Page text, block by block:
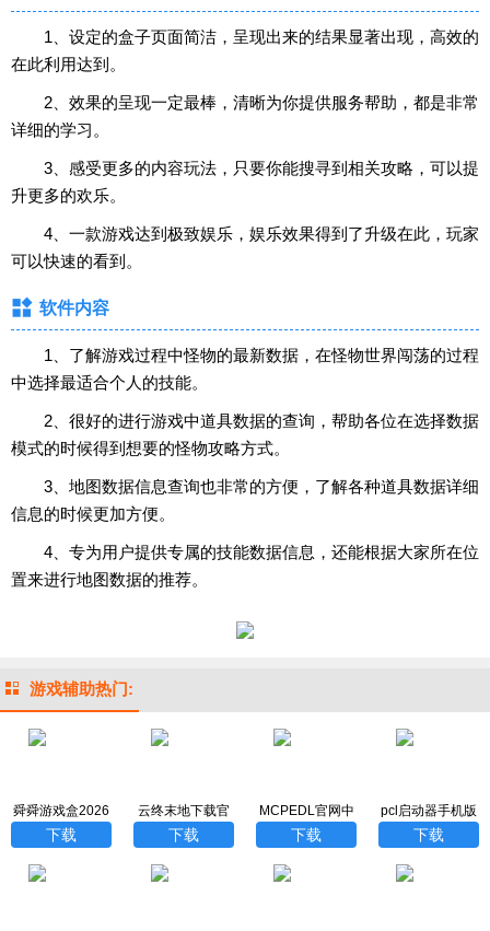
1、设定的盒子页面简洁，呈现出来的结果显著出现，高效的
在此利用达到。
2、效果的呈现一定最棒，清晰为你提供服务帮助，都是非常
详细的学习。
3、感受更多的内容玩法，只要你能搜寻到相关攻略，可以提
升更多的欢乐。
4、一款游戏达到极致娱乐，娱乐效果得到了升级在此，玩家
可以快速的看到。
软件内容
1、了解游戏过程中怪物的最新数据，在怪物世界闯荡的过程
中选择最适合个人的技能。
2、很好的进行游戏中道具数据的查询，帮助各位在选择数据
模式的时候得到想要的怪物攻略方式。
3、地图数据信息查询也非常的方便，了解各种道具数据详细
信息的时候更加方便。
4、专为用户提供专属的技能数据信息，还能根据大家所在位
置来进行地图数据的推荐。
游戏辅助热门:
舜舜游戏盒2026
最新版
下载
云终末地下载官
方最新版
下载
MCPEDL官网中
文汉化版
下载
pcl启动器手机版
下载
下载